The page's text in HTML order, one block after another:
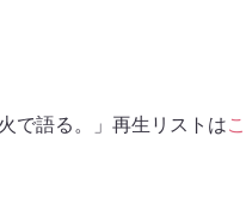
で語る。」再生リストは